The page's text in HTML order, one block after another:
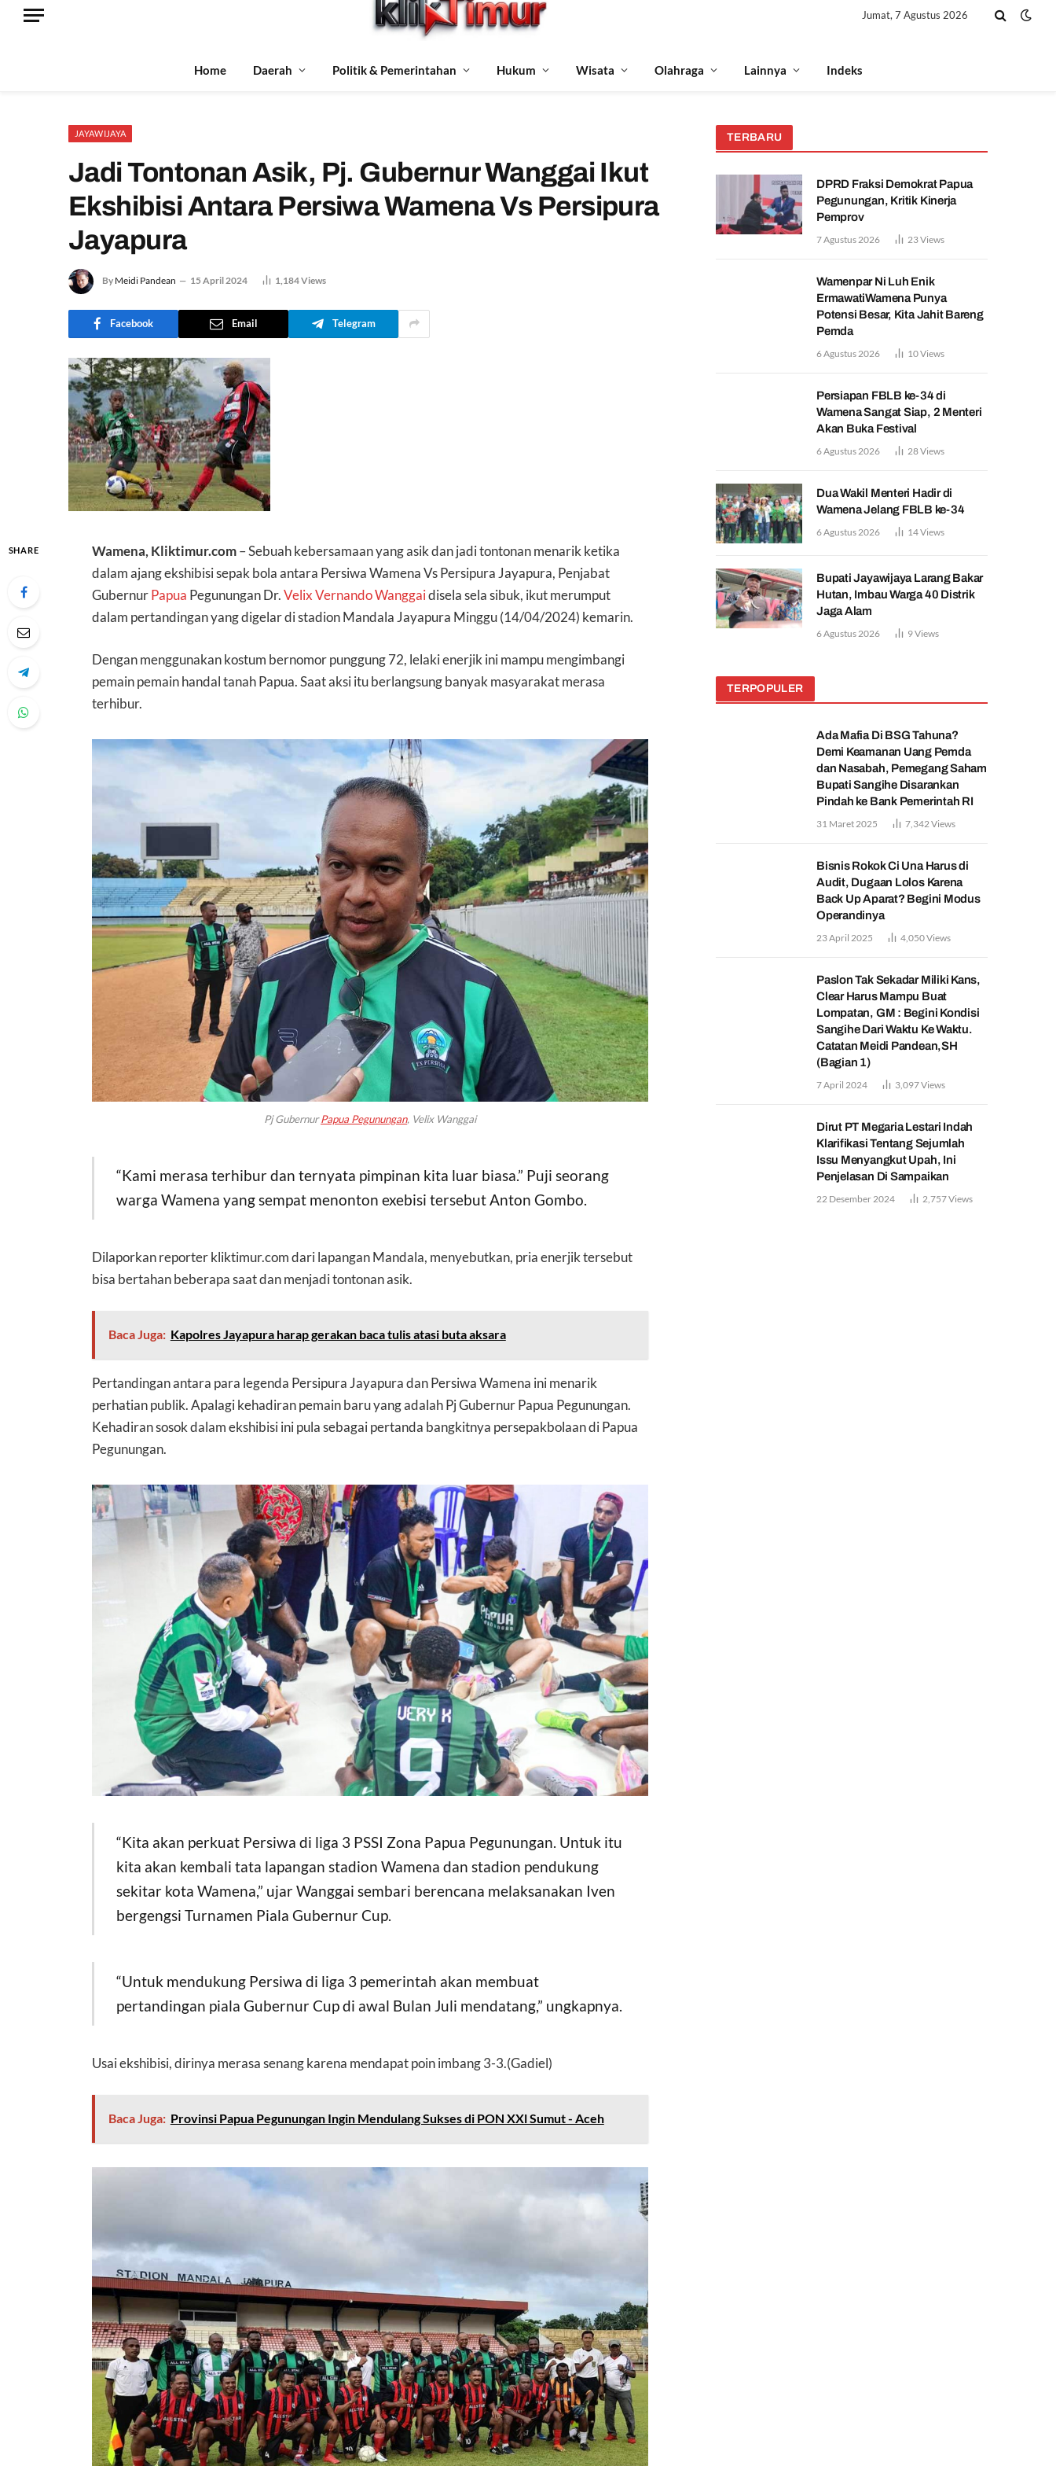
Jumat, 7 Agustus 2026
Home Daerah Politik & Pemerintahan Hukum Wisata Olahraga Lainnya Indeks
JAYAWIJAYA
Jadi Tontonan Asik, Pj. Gubernur Wanggai Ikut
Ekshibisi Antara Persiwa Wamena Vs Persipura
Jayapura
By Meidi Pandean 15 April 2024 1,184Views
Facebook Email Telegram
SHARE Wamena, Kliktimur.com – Sebuah kebersamaan yang asik dan jadi tontonan menarik ketika
dalam ajang ekshibisi sepak bola antara Persiwa Wamena Vs Persipura Jayapura, Penjabat
Gubernur Papua Pegunungan Dr.Velix Vernando Wanggaidisela sela sibuk, ikut merumput
dalam pertandingan yang digelar di stadion Mandala Jayapura Minggu (14/04/2024) kemarin.
Dengan menggunakan kostum bernomor punggung 72, lelaki enerjik ini mampu mengimbangi
pemain pemain handal tanah Papua. Saat aksi itu berlangsung banyak masyarakat merasa
terhibur.
Pj GubernurPapua Pegunungan, Velix Wanggai
“Kami merasa terhibur dan ternyata pimpinan kita luar biasa.” Puji seorang
warga Wamena yang sempat menonton exebisi tersebut Anton Gombo.
Dilaporkan reporter kliktimur.com dari lapangan Mandala, menyebutkan, pria enerjik tersebut
bisa bertahan beberapa saat dan menjadi tontonan asik.
Baca Juga: Kapolres Jayapura harap gerakan baca tulis atasi buta aksara
Pertandingan antara para legenda Persipura Jayapura dan Persiwa Wamena ini menarik
perhatian publik. Apalagi kehadiran pemain baru yang adalah Pj Gubernur Papua Pegunungan.
Kehadiran sosok dalam ekshibisi ini pula sebagai pertanda bangkitnya persepakbolaan di Papua
Pegunungan.
“Kita akan perkuat Persiwa di liga 3 PSSI Zona Papua Pegunungan. Untuk itu
kita akan kembali tata lapangan stadion Wamena dan stadion pendukung
sekitar kota Wamena,” ujar Wanggai sembari berencana melaksanakan Iven
bergengsi Turnamen Piala Gubernur Cup.
“Untuk mendukung Persiwa di liga 3 pemerintah akan membuat
pertandingan piala Gubernur Cup di awal Bulan Juli mendatang,” ungkapnya.
Usai ekshibisi, dirinya merasa senang karena mendapat poin imbang 3-3.(Gadiel)
Baca Juga: Provinsi Papua Pegunungan Ingin Mendulang Sukses di PON XXl Sumut - Aceh
TERBARU
DPRD Fraksi Demokrat Papua
Pegunungan, Kritik Kinerja
Pemprov
7 Agustus 2026 23Views
Wamenpar Ni Luh Enik
ErmawatiWamena Punya
Potensi Besar, Kita Jahit Bareng
Pemda
6 Agustus 2026 10Views
Persiapan FBLB ke-34 di
Wamena Sangat Siap, 2 Menteri
Akan Buka Festival
6 Agustus 2026 28Views
Dua Wakil Menteri Hadir di
Wamena Jelang FBLB ke-34
6 Agustus 2026 14Views
Bupati Jayawijaya Larang Bakar
Hutan, Imbau Warga 40 Distrik
Jaga Alam
6 Agustus 2026 9Views
TERPOPULER
Ada Mafia Di BSG Tahuna?
Demi Keamanan Uang Pemda
dan Nasabah, Pemegang Saham
Bupati Sangihe Disarankan
Pindah ke Bank Pemerintah RI
31 Maret 2025 7,342 Views
Bisnis Rokok Ci Una Harus di
Audit, Dugaan Lolos Karena
Back Up Aparat? Begini Modus
Operandinya
23 April 2025 4,050Views
Paslon Tak Sekadar Miliki Kans,
Clear Harus Mampu Buat
Lompatan, GM : Begini Kondisi
Sangihe Dari Waktu Ke Waktu.
Catatan Meidi Pandean,SH
(Bagian 1)
7 April 2024 3,097Views
Dirut PT Megaria Lestari Indah
Klarifikasi Tentang Sejumlah
Issu Menyangkut Upah, Ini
Penjelasan Di Sampaikan
22 Desember 2024 2,757Views